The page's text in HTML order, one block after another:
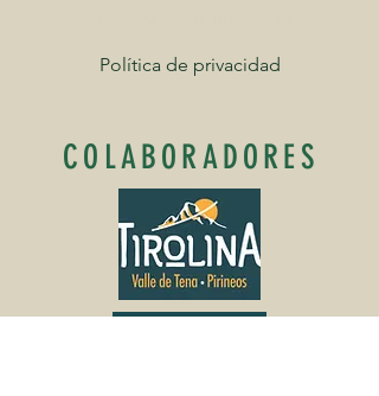
Política de privacidad
COLABORADORES